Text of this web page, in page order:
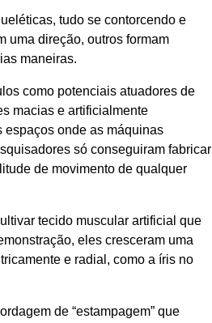
tudo se contorcendo e
uma direção, outros formam
maneiras.
como potenciais atuadores de
macias e artificialmente
espaços onde as máquinas
só conseguiram fabricar
de movimento de qualquer
tecido muscular artificial que
eles cresceram uma
e radial, como a íris no
de “estampagem” que